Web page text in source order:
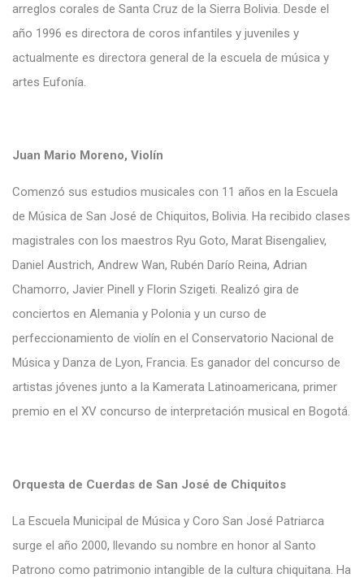
arreglos corales de Santa Cruz de la Sierra Bolivia. Desde el
año 1996 es directora de coros infantiles y juveniles y
actualmente es directora general de la escuela de música y
artes Eufonía.
Juan Mario Moreno, Violín
Comenzó sus estudios musicales con 11 años en la Escuela
de Música de San José de Chiquitos, Bolivia. Ha recibido clases
magistrales con los maestros Ryu Goto, Marat Bisengaliev,
Daniel Austrich, Andrew Wan, Rubén Darío Reina, Adrian
Chamorro, Javier Pinell y Florin Szigeti. Realizó gira de
conciertos en Alemania y Polonia y un curso de
perfeccionamiento de violín en el Conservatorio Nacional de
Música y Danza de Lyon, Francia. Es ganador del concurso de
artistas jóvenes junto a la Kamerata Latinoamericana, primer
premio en el XV concurso de interpretación musical en Bogotá.
Orquesta de Cuerdas de San José de Chiquitos
La Escuela Municipal de Música y Coro San José Patriarca
surge el año 2000, llevando su nombre en honor al Santo
Patrono como patrimonio intangible de la cultura chiquitana. Ha